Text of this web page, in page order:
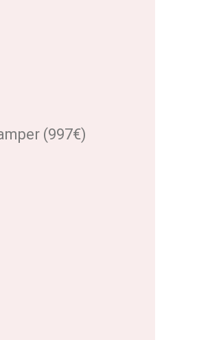
(997€)